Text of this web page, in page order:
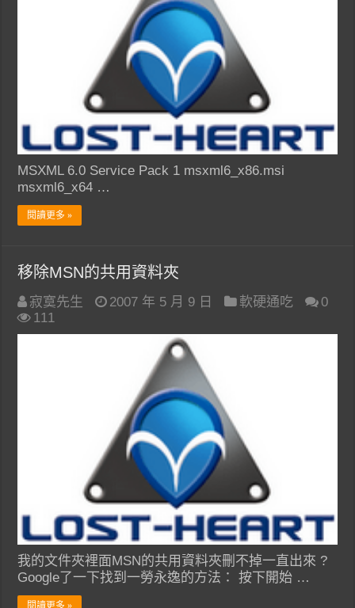
MSXML 6.0 Service Pack 1 msxml6_x86.msi
msxml6_x64 …
閱讀更多 »
移除MSN的共用資料夾
寂寞先生 2007 年 5 月 9 日 軟硬通吃
0
111
我的文件夾裡面MSN的共用資料夾刪不掉一直出來 ?
Google了一下找到一勞永逸的方法： 按下開始 …
閱讀更多 »